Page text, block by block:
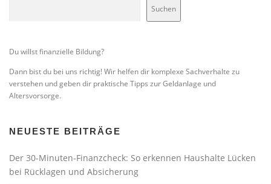
Suchen
Du willst finanzielle Bildung?
Dann bist du bei uns richtig! Wir helfen dir komplexe Sachverhalte zu
verstehen und geben dir praktische Tipps zur Geldanlage und
Altersvorsorge.
NEUESTE BEITRÄGE
Der 30-Minuten-Finanzcheck: So erkennen Haushalte Lücken
bei Rücklagen und Absicherung